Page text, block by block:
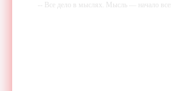
-- Все дело в мыслях. Мысль — начало